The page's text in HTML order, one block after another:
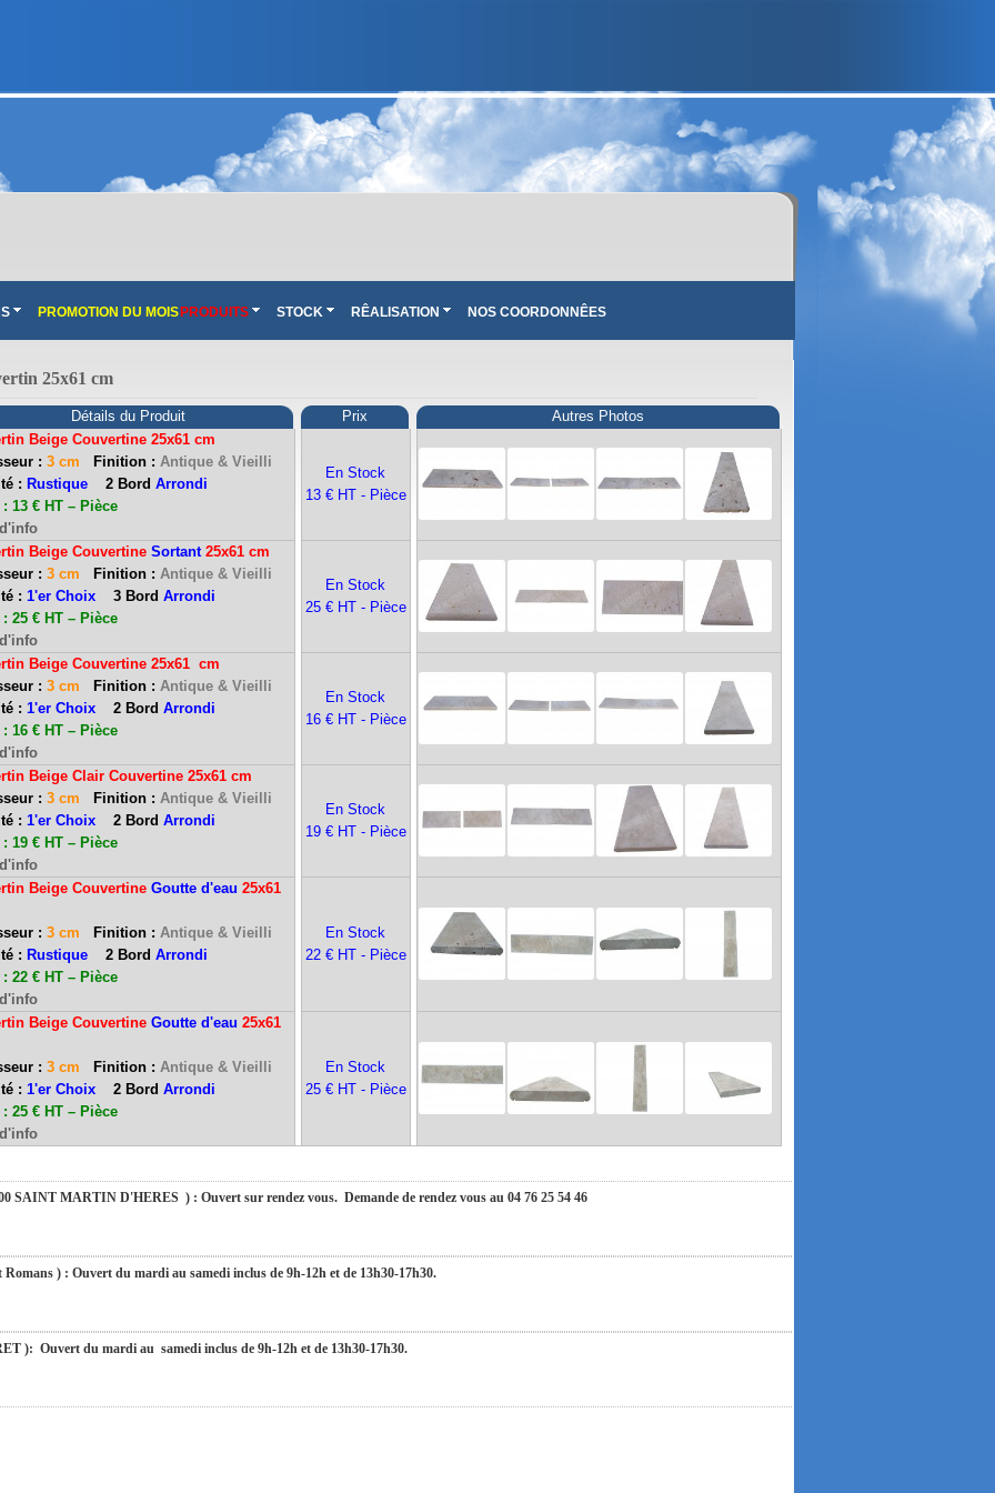
PROMOTION DU MOIS PRODUITS STOCK RÊALISATION NOS COORDONNÊES
25x61 cm
Détails du Produit Prix Autres Photos
Beige Couvertine 25x61 cm
: 3 cm Finition : Antique & Vieilli
: Rustique 2 Bord Arrondi
: 13 € HT – Pièce
En Stock
13 € HT - Pièce
Beige Couvertine Sortant25x61 cm
: 3 cm Finition : Antique & Vieilli
: 1'er Choix 3 Bord Arrondi
: 25 € HT – Pièce
En Stock
25 € HT - Pièce
Beige Couvertine 25x61 cm
: 3 cm Finition : Antique & Vieilli
: 1'er Choix 2 Bord Arrondi
: 16 € HT – Pièce
En Stock
16 € HT - Pièce
Beige Clair Couvertine 25x61 cm
: 3 cm Finition : Antique & Vieilli
: 1'er Choix 2 Bord Arrondi
: 19 € HT – Pièce
En Stock
19 € HT - Pièce
Beige Couvertine Goutte d'eau 25x61
: 3 cm Finition : Antique & Vieilli
: Rustique 2 Bord Arrondi
: 22 € HT – Pièce
En Stock
22 € HT - Pièce
Beige Couvertine Goutte d'eau 25x61
: 3 cm Finition : Antique & Vieilli
: 1'er Choix 2 Bord Arrondi
: 25 € HT – Pièce
En Stock
25 € HT - Pièce
): Ouvert du mardi au samedi inclus de 9h-12h et de 13h30-17h30.
du mardi au samedi inclus de 9h-12h et de 13h30-17h30.
le plaisir de vous retrouver dès le 01 septembre 2026 à 9h. Merci de votre compréhension et nous vous souhaitons un très bel été !
SAINT MARTIN D'HERES ) : Ouvert sur rendez vous. Demande de rendez vous au 04 76 25 54 46
) : Ouvert du mardi au samedi inclus de 9h-12h et de 13h30-17h30.
): Ouvert du mardi au samedi inclus de 9h-12h et de 13h30-17h30.